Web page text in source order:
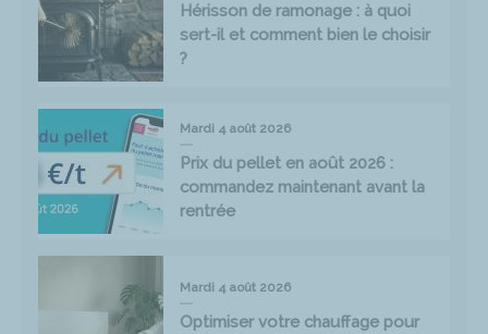
Hérisson de ramonage : à quoi
sert-il et comment bien le choisir
?
Mardi 4 août 2026
Prix du pellet en août 2026 :
commandez maintenant avant la
rentrée
Mardi 4 août 2026
Optimiser votre chauffage pour